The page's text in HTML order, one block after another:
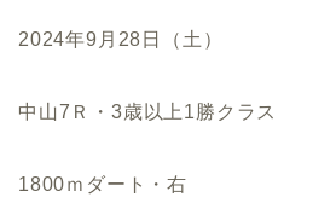
2024年9月28日（土）
中山7Ｒ・3歳以上1勝クラス
1800ｍダート・右